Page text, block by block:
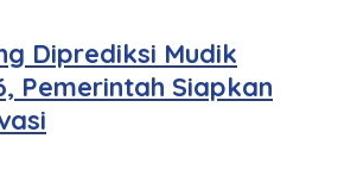
Diprediksi Mudik
Pemerintah Siapkan